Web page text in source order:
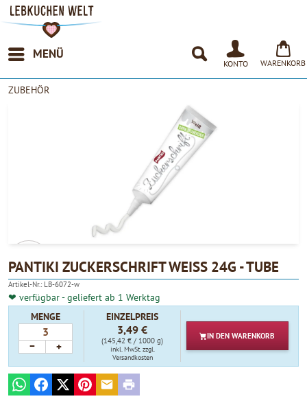
MENÜ
KONTO WARENKORB
ZUBEHÖR
4.90
PANTIKI ZUCKERSCHRIFT WEISS 24G - TUBE
Artikel-Nr.: LB-6072-w
❤ verfügbar - geliefert ab 1 Werktag
MENGE
− +
EINZELPREIS
3,49 €
(145,42 € / 1000 g)
inkl. MwSt.zzgl.
Versandkosten
IN DEN WARENKORB
WhatsAppFacebook
X PinterestE-mailPrint